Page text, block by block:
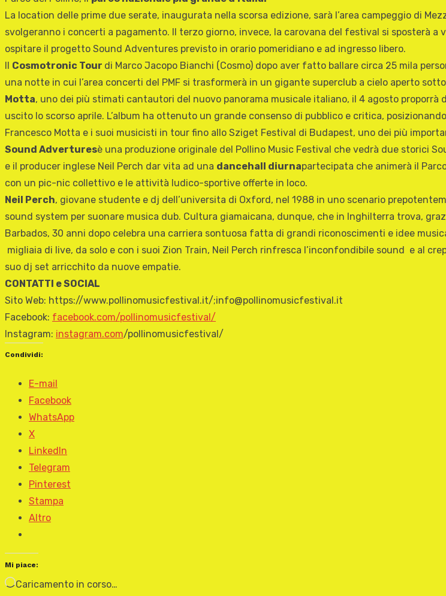
La location delle prime due serate, inaugurata nella scorsa edizione, sarà l’area campeggio di
svolgeranno i concerti a pagamento. Il terzo giorno, invece, la carovana del festival si sposterà a
ospitare il progetto Sound Adventures previsto in orario pomeridiano e ad ingresso libero.
Il Cosmotronic Tour di Marco Jacopo Bianchi (Cosmo) dopo aver fatto ballare circa 25 mila
una notte in cui l’area concerti del PMF si trasformerà in un gigante superclub a cielo aperto
Motta, uno dei più stimati cantautori del nuovo panorama musicale italiano, il 4 agosto proporrà
uscito lo scorso aprile. L’album ha ottenuto un grande consenso di pubblico e critica,
Francesco Motta e i suoi musicisti in tour fino allo Sziget Festival di Budapest, uno dei più
Sound Adverturesè una produzione originale del Pollino Music Festival che vedrà due storici
e il producer inglese Neil Perch dar vita ad una dancehall diurnapartecipata che animerà il
con un pic-nic collettivo e le attività ludico-sportive offerte in loco.
Neil Perch, giovane studente e dj dell’universita di Oxford, nel 1988 in uno scenario
sound system per suonare musica dub. Cultura giamaicana, dunque, che in Inghilterra trova,
Barbados, 30 anni dopo celebra una carriera sontuosa fatta di grandi riconoscimenti e idee
migliaia di live, da solo e con i suoi Zion Train, Neil Perch rinfresca l’inconfondibile sound e al
suo dj set arricchito da nuove empatie.
CONTATTI e SOCIAL
Sito Web: https://www.pollinomusicfestival.it/;info@pollinomusicfestival.it
Facebook: facebook.com/pollinomusicfestival/
Instagram: instagram.com/pollinomusicfestival/
Condividi:
E-mail
Facebook
WhatsApp
X
LinkedIn
Telegram
Pinterest
Stampa
Altro
Mi piace:
Caricamento in corso…